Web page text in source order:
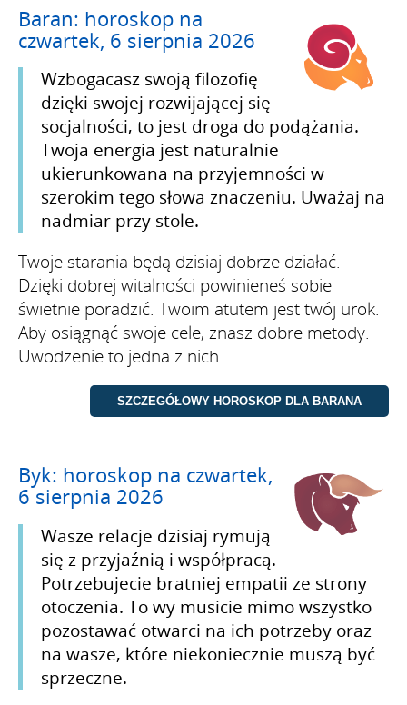
Baran: horoskop na
czwartek, 6 sierpnia 2026
Wzbogacasz swoją filozofię
dzięki swojej rozwijającej się
socjalności, to jest droga do podążania.
Twoja energia jest naturalnie
ukierunkowana na przyjemności w
szerokim tego słowa znaczeniu. Uważaj na
nadmiar przy stole.
Twoje starania będą dzisiaj dobrze działać.
Dzięki dobrej witalności powinieneś sobie
świetnie poradzić. Twoim atutem jest twój urok.
Aby osiągnąć swoje cele, znasz dobre metody.
Uwodzenie to jedna z nich.
Byk: horoskop na czwartek,
6 sierpnia 2026
Wasze relacje dzisiaj rymują
się z przyjaźnią i współpracą.
Potrzebujecie bratniej empatii ze strony
otoczenia. To wy musicie mimo wszystko
pozostawać otwarci na ich potrzeby oraz
na wasze, które niekoniecznie muszą być
sprzeczne.